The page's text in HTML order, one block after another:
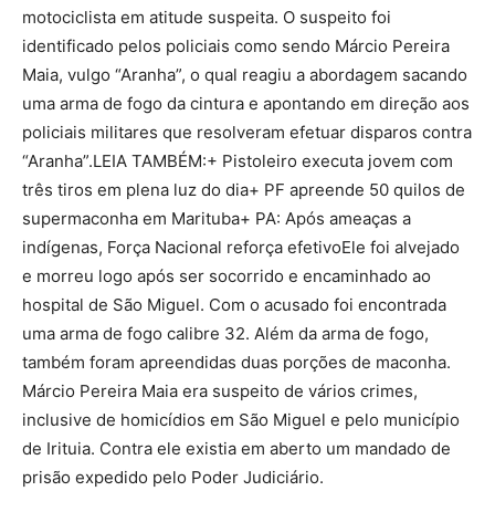
motociclista em atitude suspeita. O suspeito foi
identificado pelos policiais como sendo Márcio Pereira
Maia, vulgo “Aranha”, o qual reagiu a abordagem sacando
uma arma de fogo da cintura e apontando em direção aos
policiais militares que resolveram efetuar disparos contra
“Aranha”.LEIA TAMBÉM:+ Pistoleiro executa jovem com
três tiros em plena luz do dia+ PF apreende 50 quilos de
supermaconha em Marituba+ PA: Após ameaças a
indígenas, Força Nacional reforça efetivoEle foi alvejado
e morreu logo após ser socorrido e encaminhado ao
hospital de São Miguel. Com o acusado foi encontrada
uma arma de fogo calibre 32. Além da arma de fogo,
também foram apreendidas duas porções de maconha.
Márcio Pereira Maia era suspeito de vários crimes,
inclusive de homicídios em São Miguel e pelo município
de Irituia. Contra ele existia em aberto um mandado de
prisão expedido pelo Poder Judiciário.